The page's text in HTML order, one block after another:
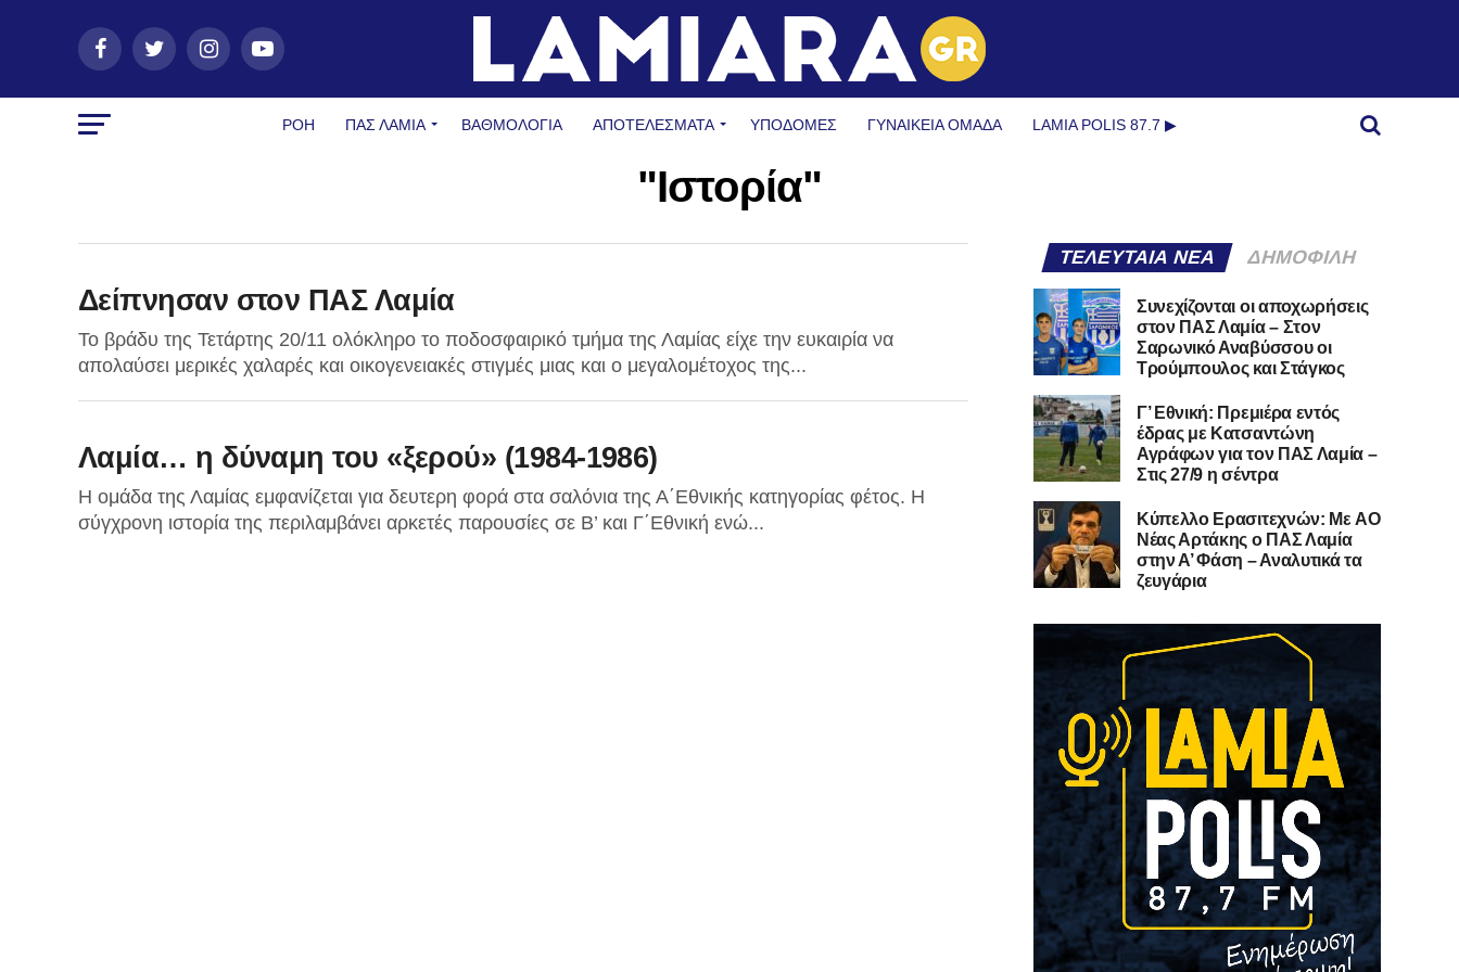
ΡΟΗ ΠΑΣ ΛΑΜΊΑ ΒΑΘΜΟΛΟΓΙΑ ΑΠΟΤΕΛΕΣΜΑΤΑ ΥΠΟΔΟΜΈΣ ΓΥΝΑΙΚΕΊΑ ΟΜΆΔΑ LAMIA POLIS 87.7 ▶︎
"Ιστορία"
Δείπνησαν στον ΠΑΣ Λαμία
Το βράδυ της Τετάρτης 20/11 ολόκληρο το ποδοσφαιρικό τμήμα της Λαμίας είχε την ευκαιρία να
απολαύσει μερικές χαλαρές και οικογενειακές στιγμές μιας και ο μεγαλομέτοχος της...
Λαμία… η δύναμη του «ξερού» (1984-1986)
Η ομάδα της Λαμίας εμφανίζεται για δευτερη φορά στα σαλόνια της Α΄Εθνικής κατηγορίας φέτος. Η
σύγχρονη ιστορία της περιλαμβάνει αρκετές παρουσίες σε Β’ και Γ΄Εθνική ενώ...
ΤΕΛΕΥΤΑΊΑ ΝΈΑ ΔΗΜΟΦΙΛΉ
Συνεχίζονται οι αποχωρήσεις
στον ΠΑΣ Λαμία – Στον
Σαρωνικό Αναβύσσου οι
Τρούμπουλος και Στάγκος
Γ’ Εθνική: Πρεμιέρα εντός
έδρας με Κατσαντώνη
Αγράφων για τον ΠΑΣ Λαμία –
Στις 27/9 η σέντρα
Kύπελλο Ερασιτεχνών: Με AO
Nέας Αρτάκης ο ΠΑΣ Λαμία
στην Α’ Φάση – Αναλυτικά τα
ζευγάρια